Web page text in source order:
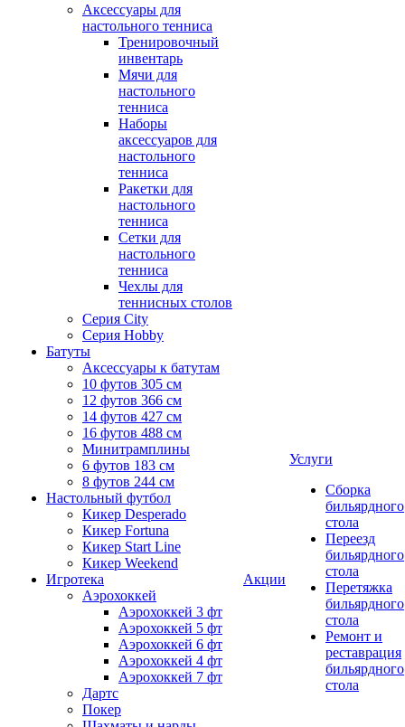
Аксессуары для
настольного тенниса
Тренировочный
инвентарь
Мячи для
настольного
тенниса
Наборы
аксессуаров для
настольного
тенниса
Ракетки для
настольного
тенниса
Сетки для
настольного
тенниса
Чехлы для
теннисных столов
Серия City
Серия Hobby
Батуты
Аксессуары к батутам
10 футов 305 см
12 футов 366 см
14 футов 427 см
16 футов 488 см
Минитрамплины
6 футов 183 см
8 футов 244 см
Настольный футбол
Кикер Desperado
Кикер Fortuna
Кикер Start Line
Кикер Weekend
Игротека
Аэрохоккей
Аэрохоккей 3 фт
Аэрохоккей 5 фт
Аэрохоккей 6 фт
Аэрохоккей 4 фт
Аэрохоккей 7 фт
Дартс
Покер
Акции
Услуги
Сборка
бильярдного
стола
Переезд
бильярдного
стола
Перетяжка
бильярдного
стола
Ремонт и
реставрация
бильярдного
стола